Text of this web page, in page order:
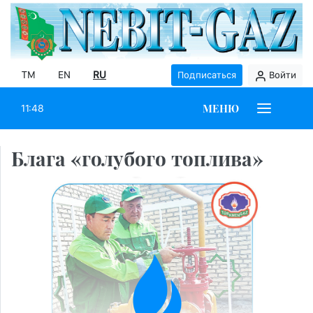
TM EN RU Подписаться Войти
11:48 МЕНЮ
Блага «голубого топлива»